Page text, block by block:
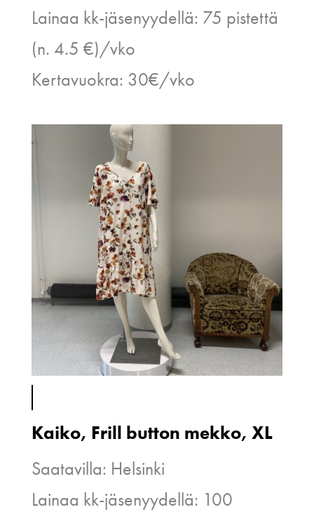
Lainaa kk-jäsenyydellä: 75 pistettä
(n. 4.5 €)/vko
Kertavuokra: 30€/vko
Kaiko, Frill button mekko, XL
Saatavilla: Helsinki
Lainaa kk-jäsenyydellä: 100